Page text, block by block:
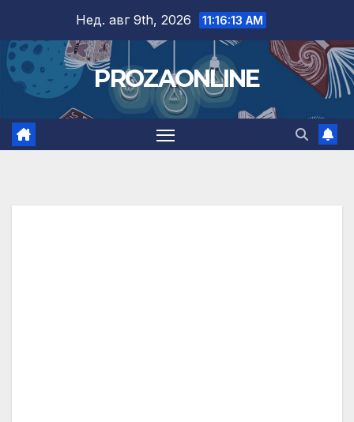
content
Нед. авг 9th, 2026 11:16:15 AM
PROZAONLINE